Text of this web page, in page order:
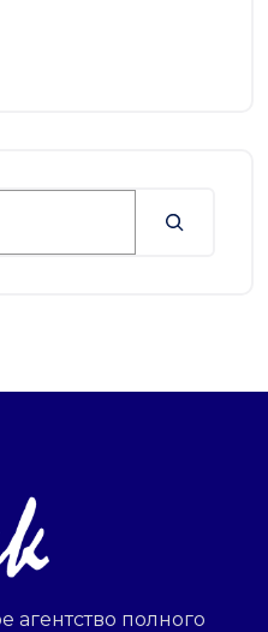
агентство полного